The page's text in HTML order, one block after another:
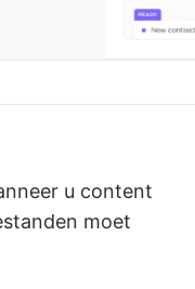
u content
moet